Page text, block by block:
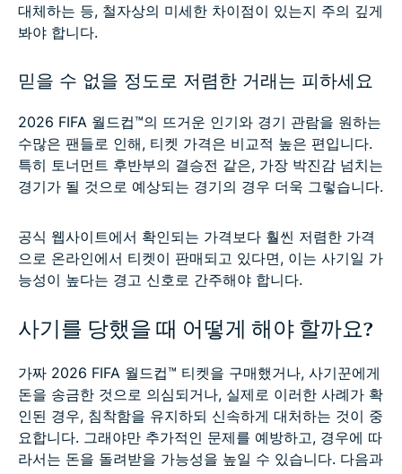
대체하는 등, 철자상의 미세한 차이점이 있는지 주의 깊게
봐야 합니다.
믿을 수 없을 정도로 저렴한 거래는 피하세요
2026 FIFA 월드컵™의 뜨거운 인기와 경기 관람을 원하는
수많은 팬들로 인해, 티켓 가격은 비교적 높은 편입니다.
특히 토너먼트 후반부의 결승전 같은, 가장 박진감 넘치는
경기가 될 것으로 예상되는 경기의 경우 더욱 그렇습니다.
공식 웹사이트에서 확인되는 가격보다 훨씬 저렴한 가격
으로 온라인에서 티켓이 판매되고 있다면, 이는 사기일 가
능성이 높다는 경고 신호로 간주해야 합니다.
사기를 당했을 때 어떻게 해야 할까요?
가짜 2026 FIFA 월드컵™ 티켓을 구매했거나, 사기꾼에게
돈을 송금한 것으로 의심되거나, 실제로 이러한 사례가 확
인된 경우, 침착함을 유지하되 신속하게 대처하는 것이 중
요합니다. 그래야만 추가적인 문제를 예방하고, 경우에 따
라서는 돈을 돌려받을 가능성을 높일 수 있습니다. 다음과